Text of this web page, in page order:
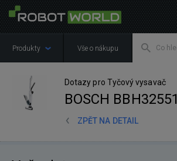
Produkty Vše o nákupu
Dotazy pro Tyčový vysavač
BOSCH BBH32551
ZPĚT NA DETAIL